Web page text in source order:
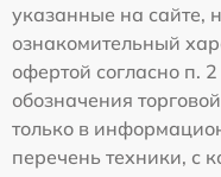
указанные на сайте,
ознакомительный
офертой согласно п.
обозначения
только в
перечень техники, с